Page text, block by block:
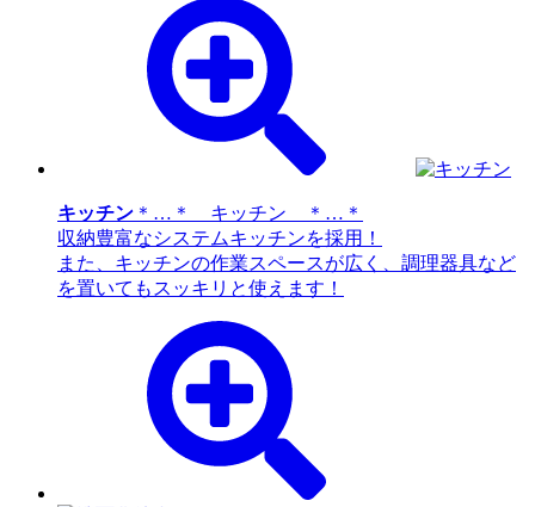
キッチン ＊…＊ キッチン ＊…＊
収納豊富なシステムキッチンを採用！
また、キッチンの作業スペースが広く、調理器具など
を置いてもスッキリと使えます！